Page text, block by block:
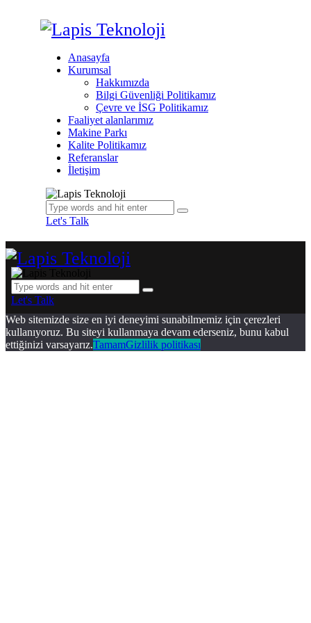
Anasayfa
Kurumsal
Hakkımızda
Bilgi Güvenliği Politikamız
Çevre ve İSG Politikamız
Faaliyet alanlarımız
Makine Parkı
Kalite Politikamız
Referanslar
İletişim
Let's Talk
Let's Talk
Web sitemizde size en iyi deneyimi sunabilmemiz için çerezleri
kullanıyoruz. Bu siteyi kullanmaya devam ederseniz, bunu kabul
ettiğinizi varsayarız.TamamGizlilik politikası